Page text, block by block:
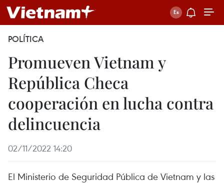
POLÍTICA
Promueven Vietnam y
República Checa
cooperación en lucha contra
delincuencia
02/11/2022 14:20
El Ministerio de Seguridad Pública de Vietnam y las